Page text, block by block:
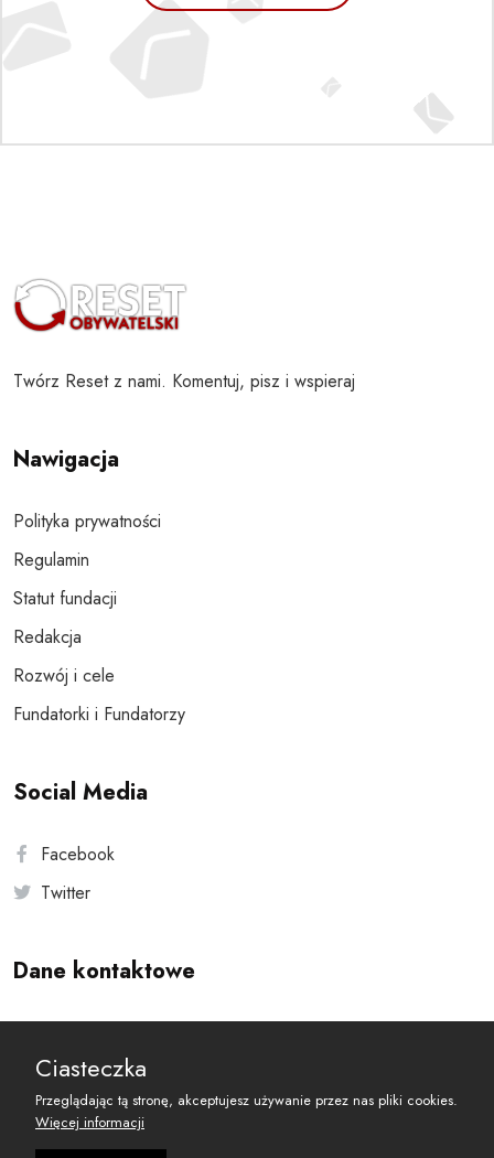
Twórz Reset z nami. Komentuj, pisz i wspieraj
Nawigacja
Polityka prywatności
Regulamin
Statut fundacji
Redakcja
Rozwój i cele
Fundatorki i Fundatorzy
Social Media
Facebook
Twitter
Dane kontaktowe
reset@resetobywatelski.pl
Ciasteczka
Przeglądając tą stronę, akceptujesz używanie przez nas pliki cookies.
Więcej informacji